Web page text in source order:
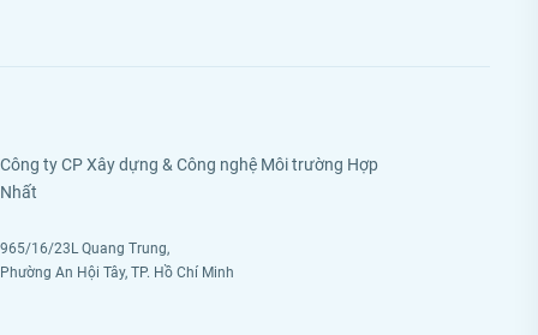
Công ty CP Xây dựng & Công nghệ Môi trường Hợp
Nhất
965/16/23L Quang Trung,
Phường An Hội Tây, TP. Hồ Chí Minh